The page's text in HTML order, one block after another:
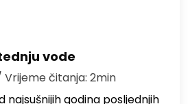
vode
Vrijeme čitanja: 2min
najsušnijih godina posljednjih